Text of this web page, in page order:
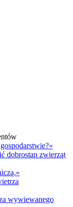
dobrostan zwierząt
wywiewanego